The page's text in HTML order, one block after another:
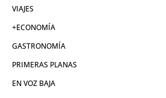
VIAJES
+ECONOMÍA
GASTRONOMÍA
PRIMERAS PLANAS
EN VOZ BAJA